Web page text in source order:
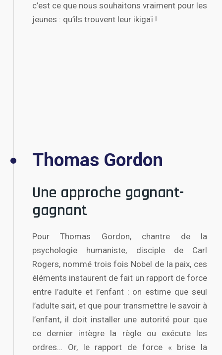
c’est ce que nous souhaitons vraiment pour les
jeunes : qu’ils trouvent leur ikigaï !
Thomas Gordon
Une approche gagnant-
gagnant
Pour Thomas Gordon, chantre de la
psychologie humaniste, disciple de Carl
Rogers, nommé trois fois Nobel de la paix, ces
éléments instaurent de fait un rapport de force
entre l’adulte et l’enfant : on estime que seul
l’adulte sait, et que pour transmettre le savoir à
l’enfant, il doit installer une autorité pour que
ce dernier intègre la règle ou exécute les
ordres… Or, le rapport de force « brise la